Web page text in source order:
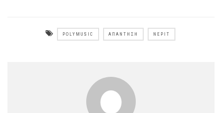
POLYMUSIC ΑΠΆΝΤΗΣΗ ΝΕΡΙΤ